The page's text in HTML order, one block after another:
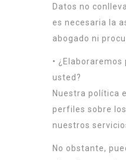
Datos no
es necesaria la
abogado ni
•
usted?
Nuestra política
perfiles sobre
nuestros
No obstante,